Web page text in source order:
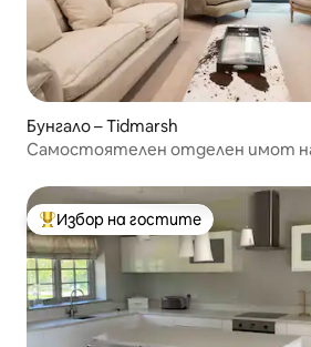
Бунгало – Tidmarsh
Самостоятелен отделен имот
Най-популярен избор на гостите
Избор на гостите